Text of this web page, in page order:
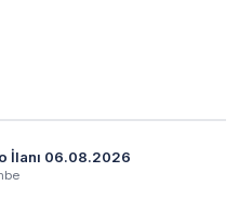
İlanı 06.08.2026